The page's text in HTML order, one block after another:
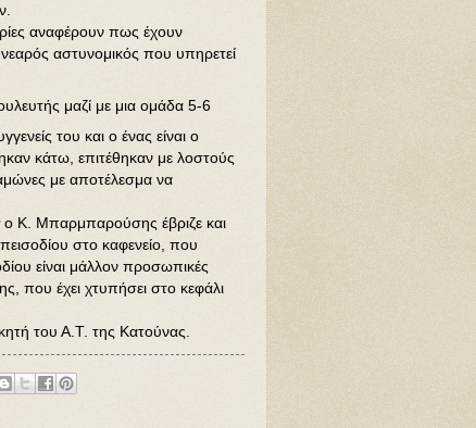
αναφέρουν πως έχουν
αστυνομικός που υπηρετεί
μαζί με μια ομάδα 5-6
του και ο ένας είναι ο
κάτω, επιτέθηκαν με λοστούς
με αποτέλεσμα να
ο Κ. Μπαρμπαρούσης έβριζε και
στο καφενείο, που
είναι μάλλον προσωπικές
που έχει χτυπήσει στο κεφάλι
του Α.Τ. της Κατούνας.